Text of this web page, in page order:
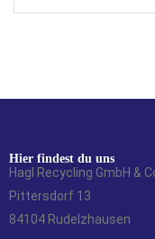
Hier findest du uns
Hagl Recycling GmbH &
Pittersdorf 13
84104 Rudelzhausen